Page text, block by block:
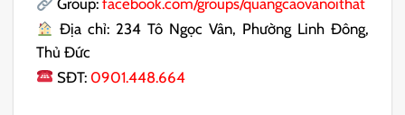
Group: facebook.com/groups/quangcaovanoithat
Địa chỉ: 234 Tô Ngọc Vân, Phường Linh Đông,
Thủ Đức
SĐT: 0901.448.664